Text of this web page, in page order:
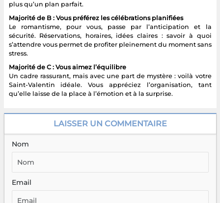
plus qu’un plan parfait.
Majorité de B : Vous préférez les célébrations planifiées
Le romantisme, pour vous, passe par l’anticipation et la
sécurité. Réservations, horaires, idées claires : savoir à quoi
s’attendre vous permet de profiter pleinement du moment sans
stress.
Majorité de C : Vous aimez l’équilibre
Un cadre rassurant, mais avec une part de mystère : voilà votre
Saint-Valentin idéale. Vous appréciez l’organisation, tant
qu’elle laisse de la place à l’émotion et à la surprise.
LAISSER UN COMMENTAIRE
Nom
Email